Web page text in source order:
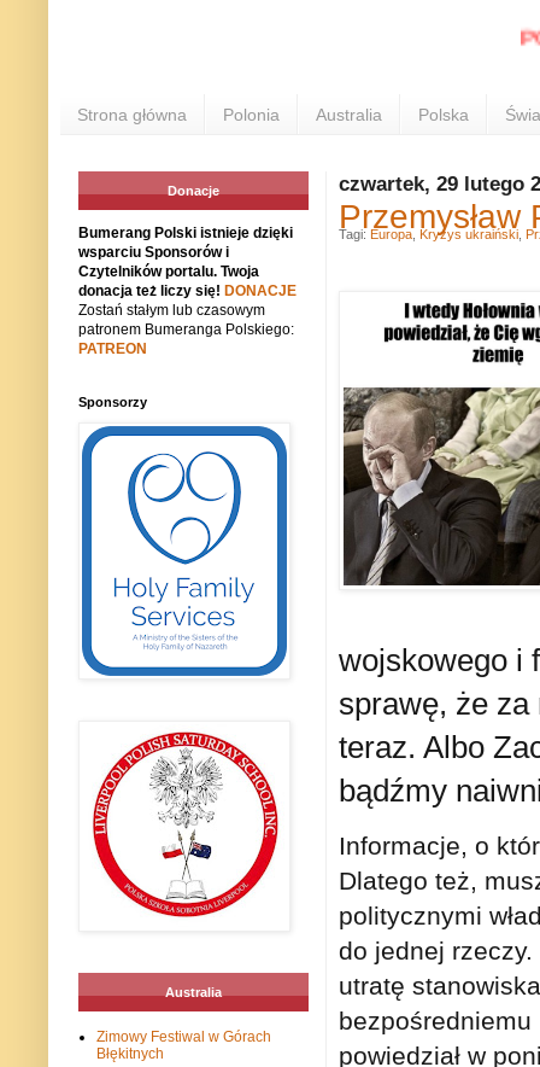
Strona główna Polonia Australia Polska
czwartek, 29 lutego
wojskowego i
sprawę, że
teraz. Albo
bądźmy
Informacje, o
Dlatego też,
politycznymi
do jednej
utratę
bezpośredniemu
powiedział w
Tagi: Europa Kryzys ukraiński
Donacje
Bumerang Polski istnieje dzięki
wsparciu Sponsorów i
Czytelników portalu. Twoja
donacja też liczy się! DONACJE
Zostań stałym lub czasowym
patronem Bumeranga Polskiego:
PATREON
Sponsorzy
Australia
Zimowy Festiwal w Górach
Błękitnych